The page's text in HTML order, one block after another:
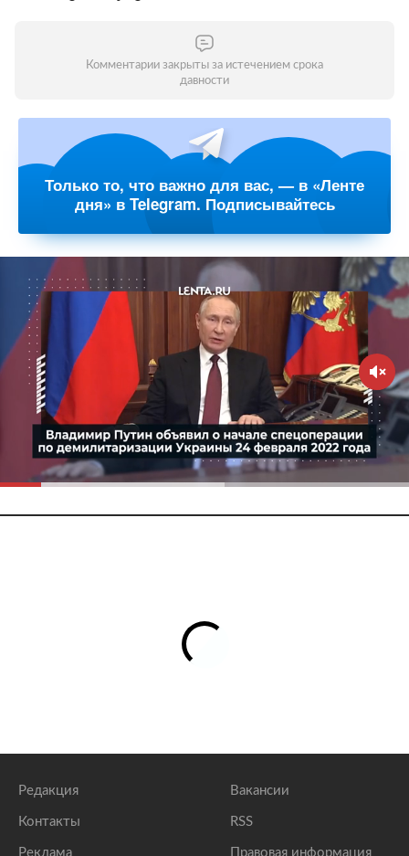
Комментарии закрыты за истечением срока
давности
Только то, что важно для вас, — в «Ленте
дня» в Telegram. Подписывайтесь
Редакция
Контакты
Реклама
Вакансии
RSS
Правовая информация